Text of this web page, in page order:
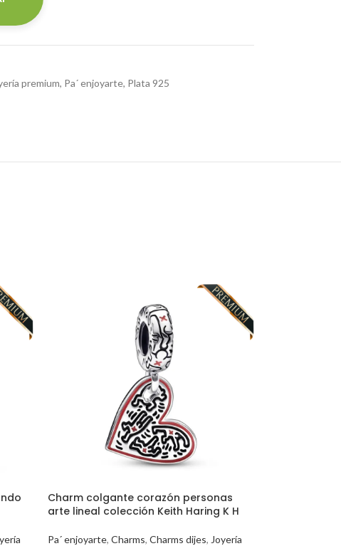
premium, Pa´ enjoyarte, Plata 925
Charm colgante corazón personas
arte lineal colección Keith Haring K H
Pa´ enjoyarte, Charms, Charms dijes, Joyería